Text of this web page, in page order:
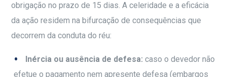
obrigação no prazo de 15 dias. A celeridade e a eficácia
da ação residem na bifurcação de consequências que
decorrem da conduta do réu:
Inércia ou ausência de defesa: caso o devedor não
efetue o pagamento nem apresente defesa (embargos